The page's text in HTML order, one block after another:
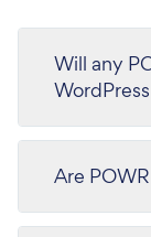
Will any
Are